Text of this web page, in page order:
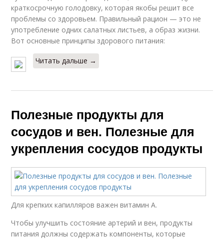
краткосрочную голодовку, которая якобы решит все
проблемы со здоровьем. Правильный рацион — это не
употребление одних салатных листьев, а образ жизни.
Вот основные принципы здорового питания:
Читать дальше →
Полезные продукты для
сосудов и вен. Полезные для
укрепления сосудов продукты
Для крепких капилляров важен витамин А.
Чтобы улучшить состояние артерий и вен, продукты
питания должны содержать компоненты, которые